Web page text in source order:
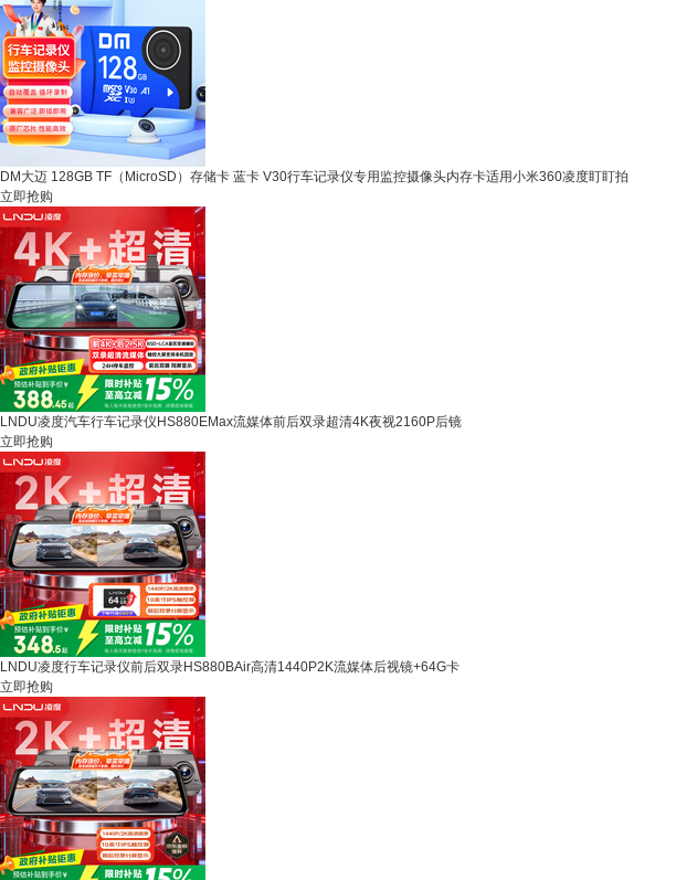
DM大迈 128GB TF（MicroSD）存储卡 蓝卡 V30行车记录仪专用监控摄像头内存卡适用小米360凌度盯盯拍
立即抢购
LNDU凌度汽车行车记录仪HS880EMax流媒体前后双录超清4K夜视2160P后镜
立即抢购
LNDU凌度行车记录仪前后双录HS880BAir高清1440P2K流媒体后视镜+64G卡
立即抢购